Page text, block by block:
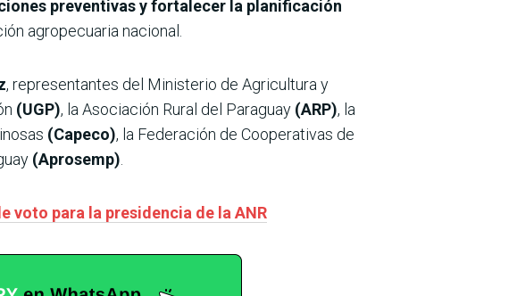
preventivas y fortalecer la planificación
agropecuaria nacional.
, representantes del Ministerio de Agricultura y
(UGP), la Asociación Rural del Paraguay (ARP), la
(Capeco), la Federación de Cooperativas de
(Aprosemp)
voto para la presidencia de la ANR